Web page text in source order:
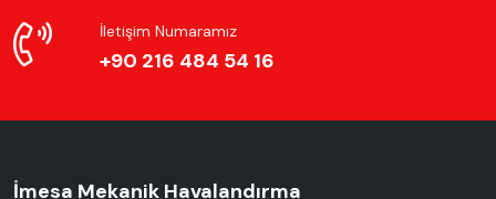
İletişim Numaramız
+90 216 484 54 16
İmesa Mekanik Havalandırma